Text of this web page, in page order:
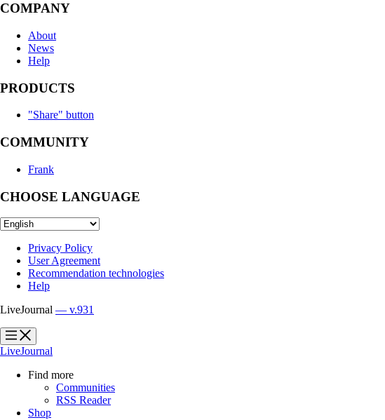
COMPANY
About
News
Help
PRODUCTS
"Share" button
COMMUNITY
Frank
CHOOSE LANGUAGE
Privacy Policy
User Agreement
Recommendation technologies
Help
LiveJournal — v.931
?
?
LiveJournal
Find more
Communities
RSS Reader
Shop